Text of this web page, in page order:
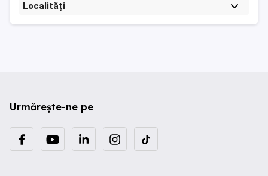
Localități
Urmărește-ne pe